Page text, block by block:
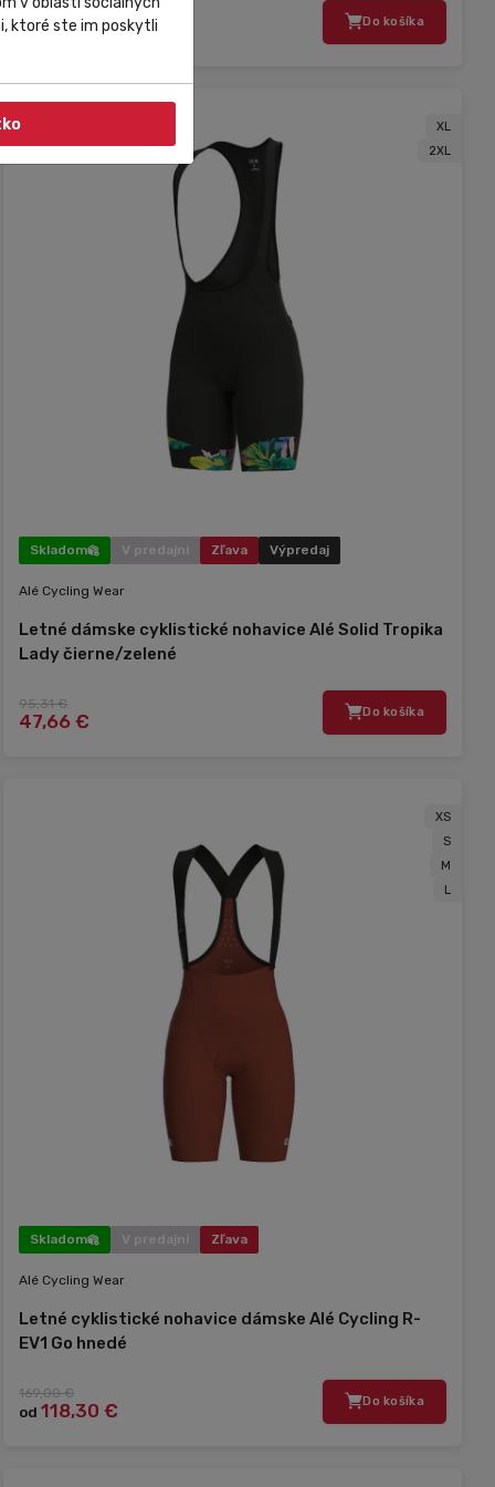
77,00 € Do košíka
XL
2XL
Skladom V predajni Zľava Výpredaj
Alé Cycling Wear
Letné dámske cyklistické nohavice Alé Solid Tropika
Lady čierne/zelené
95,31 €
47,66 € Do košíka
XS
S
M
L
Skladom V predajni Zľava
Alé Cycling Wear
Letné cyklistické nohavice dámske Alé Cycling R-
EV1 Go hnedé
169,00 €
od118,30 € Do košíka
ktoré ste im poskytli